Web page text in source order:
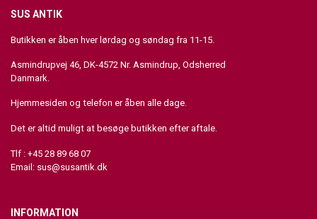
SUS ANTIK
Butikken er åben hver lørdag og søndag fra 11-15.
Asmindrupvej 46, DK-4572 Nr. Asmindrup, Odsherred
Danmark.
Hjemmesiden og telefon er åben alle dage.
Det er altid muligt at besøge butikken efter aftale.
Tlf : +45 28 89 68 07
Email: sus@susantik.dk
INFORMATION